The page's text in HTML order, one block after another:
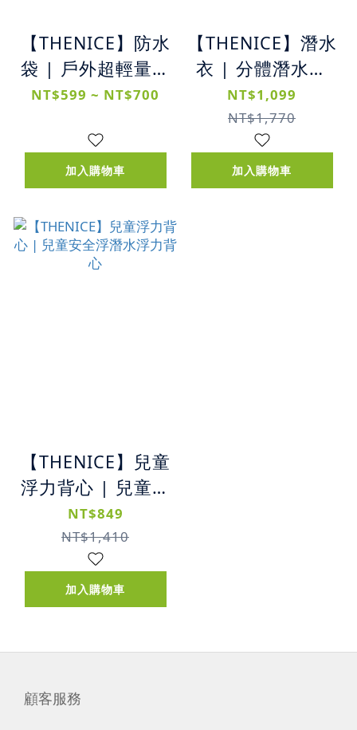
【THENICE】防水
袋 | 戶外超輕量防
水袋 (5L/10L/20L)
NT$599 ~ NT$700
加入購物車
【THENICE】潛水
衣 | 分體潛水衣
長袖短褲
NT$1,099
NT$1,770
加入購物車
【THENICE】兒童
浮力背心 | 兒童安
全浮潛水浮力背心
NT$849
NT$1,410
加入購物車
顧客服務